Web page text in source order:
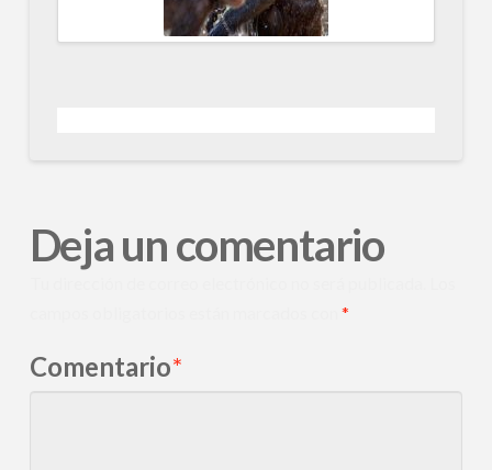
Deja un comentario
*
Comentario*